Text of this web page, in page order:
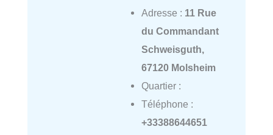
Adresse : 11 Rue
du Commandant
Schweisguth,
67120 Molsheim
Quartier :
Téléphone :
+33388644651